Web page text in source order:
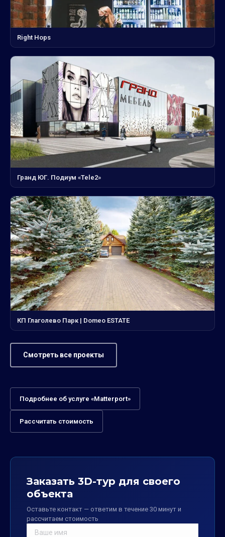
Right Hops
Гранд ЮГ. Подиум «Tele2»
КП Глаголево Парк | Domeo ESTATE
Смотреть все проекты
Подробнее об услуге «Matterport»
Рассчитать стоимость
Заказать 3D-тур для своего
объекта
Оставьте контакт — ответим в течение 30 минут и
рассчитаем стоимость